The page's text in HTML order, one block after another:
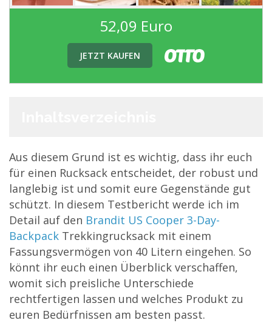
52,09 Euro
JETZT KAUFEN
Aus diesem Grund ist es wichtig, dass ihr euch
für einen Rucksack entscheidet, der robust und
langlebig ist und somit eure Gegenstände gut
schützt. In diesem Testbericht werde ich im
Detail auf den Brandit US Cooper 3-Day-
Backpack Trekkingrucksack mit einem
Fassungsvermögen von 40 Litern eingehen. So
könnt ihr euch einen Überblick verschaffen,
womit sich preisliche Unterschiede
rechtfertigen lassen und welches Produkt zu
euren Bedürfnissen am besten passt.